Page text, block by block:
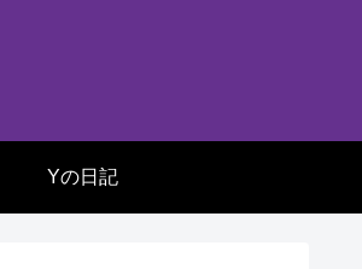
Yの日記